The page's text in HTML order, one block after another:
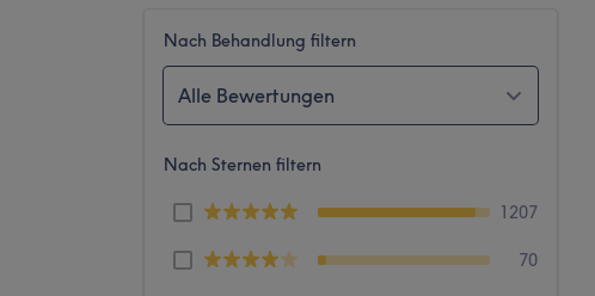
Nach Behandlung filtern
Alle Bewertungen
Nach Sternen filtern
1207
70